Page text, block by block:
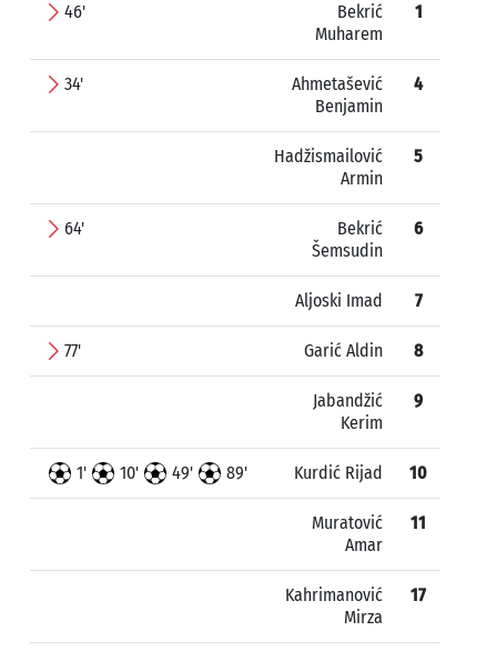
46'
Bekrić
Muharem
1
34'
Ahmetašević
Benjamin
4
Hadžismailović
Armin
5
64'
Bekrić
Šemsudin
6
Aljoski Imad 7
77' Garić Aldin 8
Jabandžić
Kerim
9
1' 10' 49' 89' Kurdić Rijad 10
Muratović
Amar
11
Kahrimanović
Mirza
17